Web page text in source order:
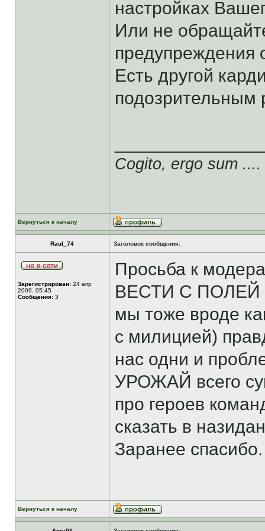
настройках
Или не
предупреждения
Есть другой
подозрительным
Cogito, ergo sum ....
Вернуться к началу
Raul_74 Заголовок сообщения:
Зарегистрирован: 24 апр
2009, 05:45
Сообщения: 3
Просьба к
ВЕСТИ С ПОЛЕЙ
мы тоже вроде
с милицией)
нас одни и
УРОЖАЙ всего
про героев
сказать в
Заранее спасибо.
Вернуться к началу